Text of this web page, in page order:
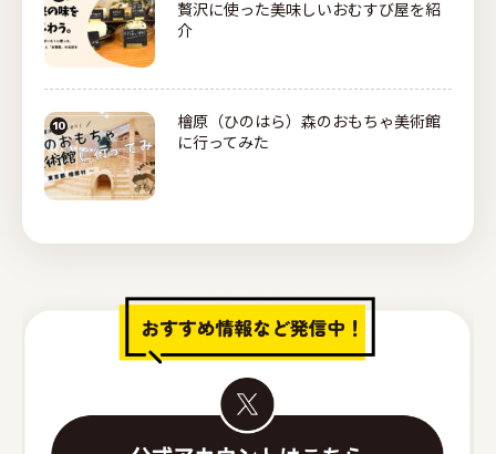
贅沢に使った美味しいおむすび屋を紹
介
檜原（ひのはら）森のおもちゃ美術館
に行ってみた